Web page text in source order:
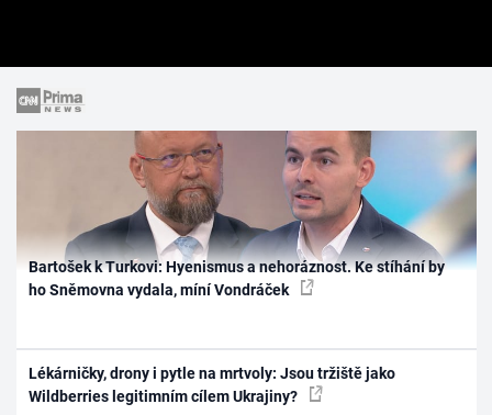
Bartošek k Turkovi: Hyenismus a nehoráznost. Ke stíhání by
ho Sněmovna vydala, míní Vondráček
Lékárničky, drony i pytle na mrtvoly: Jsou tržiště jako
Wildberries legitimním cílem Ukrajiny?